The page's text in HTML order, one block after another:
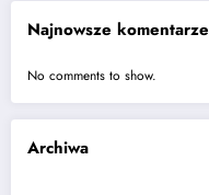
Najnowsze komentarze
No comments to show.
Archiwa